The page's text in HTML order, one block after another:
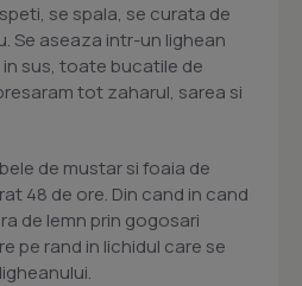
se spala, se curata de
Se aseaza intr-un lighean
sus, toate bucatile de
tot zaharul, sarea si
de mustar si foaia de
48 de ore. Din cand in cand
de lemn prin gogosari
pe rand in lichidul care se